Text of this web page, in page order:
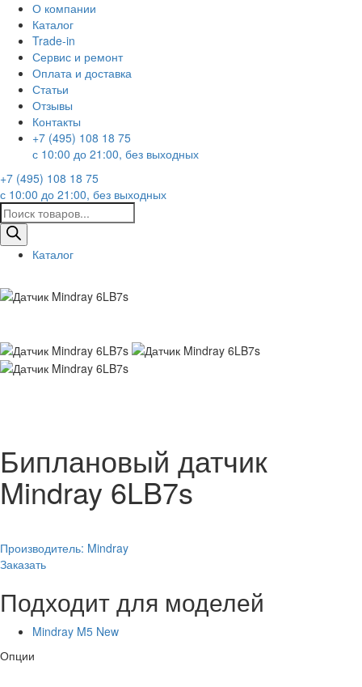
О компании
Каталог
Trade-in
Сервис и ремонт
Оплата и доставка
Статьи
Отзывы
Контакты
+7 (495) 108 18 75
с 10:00 до 21:00, без выходных
+7 (495) 108 18 75
с 10:00 до 21:00, без выходных
Поиск
товаров
Каталог
Биплановый датчик
Mindray 6LB7s
Производитель: Mindray
Заказать
Подходит для моделей
Mindray M5 New
Опции